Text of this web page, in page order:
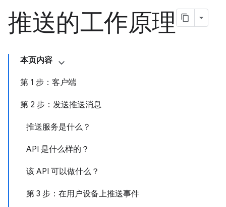
推送的工作原理
本页内容
第 1 步：客户端
第 2 步：发送推送消息
推送服务是什么？
API 是什么样的？
该 API 可以做什么？
第 3 步：在用户设备上推送事件